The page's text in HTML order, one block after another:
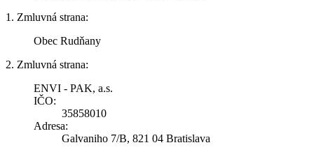
1. Zmluvná strana:
Obec Rudňany
2. Zmluvná strana:
ENVI - PAK, a.s.
IČO:
35858010
Adresa:
Galvaniho 7/B, 821 04 Bratislava